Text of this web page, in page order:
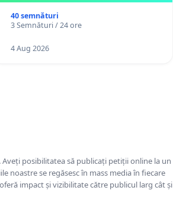
40 semnături
3 Semnături / 24 ore
4 Aug 2026
posibilitatea să publicați petiții online la un
noastre se regăsesc în mass media în fiecare
impact și vizibilitate către publicul larg cât și